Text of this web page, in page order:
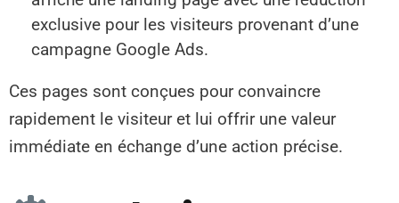
exclusive pour les visiteurs provenant d’une
campagne Google Ads.
Ces pages sont conçues pour convaincre
rapidement le visiteur et lui offrir une valeur
immédiate en échange d’une action précise.